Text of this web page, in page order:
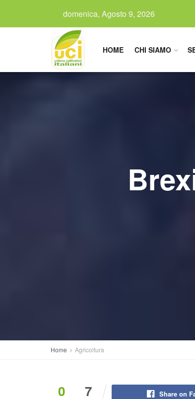
domenica, Agosto 9, 2026
HOME CHI SIAMO
Home Agricoltura
0 7 Share on